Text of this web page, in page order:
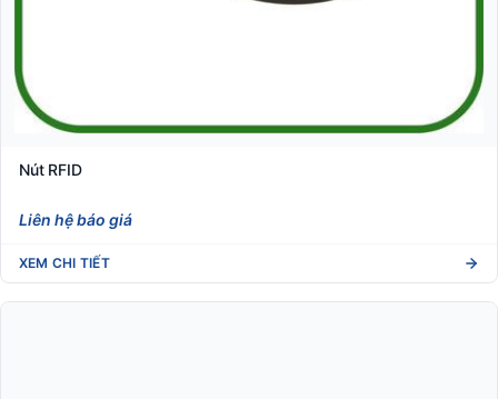
Nút RFID
Liên hệ báo giá
XEM CHI TIẾT